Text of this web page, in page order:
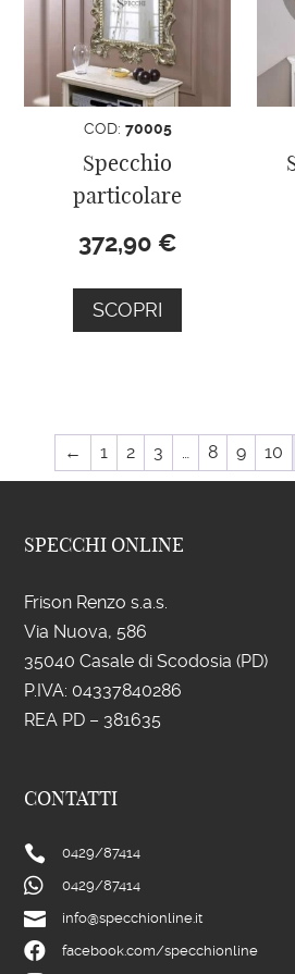
COD: 70005
Specchio
particolare
372,90 €
SCOPRI
← 1 2 3 … 8 9 10
SPECCHI ONLINE
Frison Renzo s.a.s.
Via Nuova, 586
35040 Casale di Scodosia (PD)
P.IVA: 04337840286
REA PD – 381635
CONTATTI
 0429/87414
 0429/87414
 info@specchionline.it
 facebook.com/specchionline